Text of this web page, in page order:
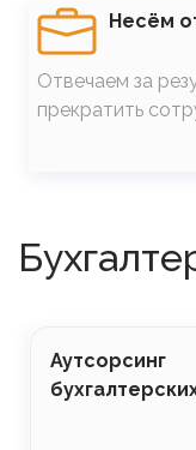
SVG Несём
Отвечаем за
прекратить
Аутсорсинг